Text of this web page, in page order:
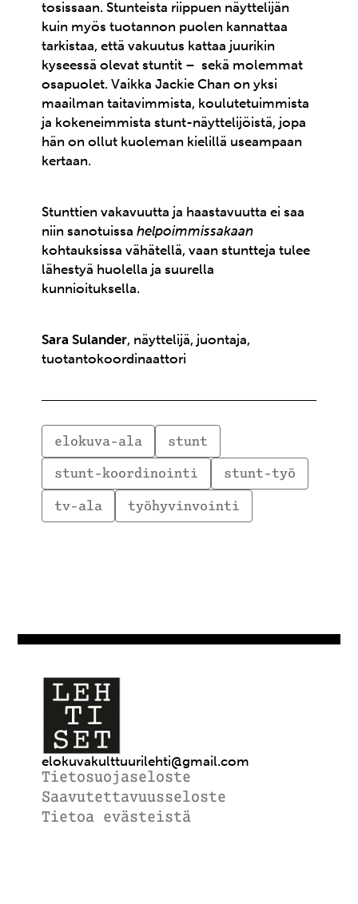
tosissaan. Stunteista riippuen näyttelijän
kuin myös tuotannon puolen kannattaa
tarkistaa, että vakuutus kattaa juurikin
kyseessä olevat stuntit – sekä molemmat
osapuolet. Vaikka Jackie Chan on yksi
maailman taitavimmista, koulutetuimmista
ja kokeneimmista stunt-näyttelijöistä, jopa
hän on ollut kuoleman kielillä useampaan
kertaan.
Stunttien vakavuutta ja haastavuutta ei saa
niin sanotuissahelpoimmissakaan
kohtauksissa vähätellä, vaan stuntteja tulee
lähestyä huolella ja suurella
kunnioituksella.
Sara Sulander, näyttelijä, juontaja,
tuotantokoordinaattori
elokuva-ala
stunt
stunt-koordinointi
stunt-työ
tv-ala
työhyvinvointi
elokuvakulttuurilehti@gmail.com
Tietosuojaseloste
Saavutettavuusseloste
Tietoa evästeistä